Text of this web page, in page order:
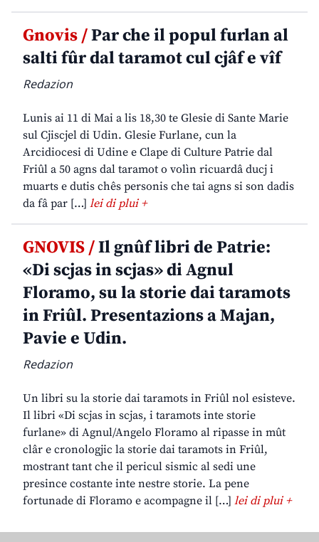
Gnovis /Par che il popul furlan al
salti fûr dal taramot cul cjâf e vîf
Redazion
Lunis ai 11 di Mai a lis 18,30 te Glesie di Sante Marie
sul Cjiscjel di Udin. Glesie Furlane, cun la
Arcidiocesi di Udine e Clape di Culture Patrie dal
Friûl a 50 agns dal taramot o volìn ricuardâ ducj i
muarts e dutis chês personis che tai agns si son dadis
da fâ par […] lei di plui +
GNOVIS /Il gnûf libri de Patrie:
«Di scjas in scjas» di Agnul
Floramo, su la storie dai taramots
in Friûl. Presentazions a Majan,
Pavie e Udin.
Redazion
Un libri su la storie dai taramots in Friûl nol esisteve.
Il libri «Di scjas in scjas, i taramots inte storie
furlane» di Agnul/Angelo Floramo al ripasse in mût
clâr e cronologjic la storie dai taramots in Friûl,
mostrant tant che il pericul sismic al sedi une
presince costante inte nestre storie. La pene
fortunade di Floramo e acompagne il […] lei di plui +